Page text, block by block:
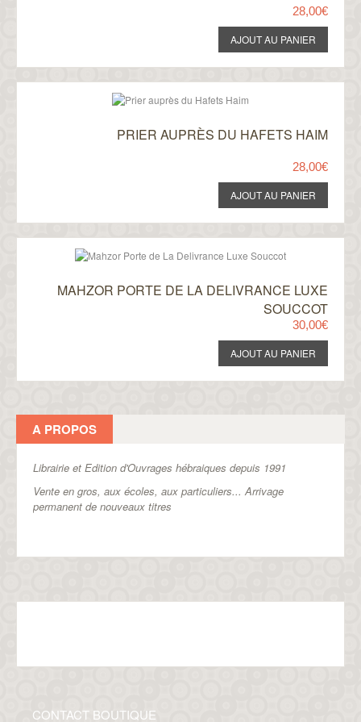
28,00€
PRIER AUPRÈS DU HAFETS HAIM
28,00€
MAHZOR PORTE DE LA DELIVRANCE LUXE
SOUCCOT
30,00€
A PROPOS
Librairie et Edition d'Ouvrages hébraiques depuis 1991
Vente en gros, aux écoles, aux particuliers...Arrivage
permanent de nouveaux titres
CONTACT BOUTIQUE